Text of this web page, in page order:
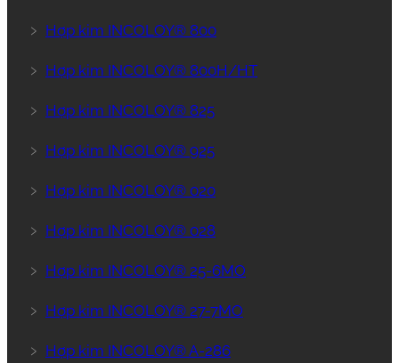
﹥ Hợp kim INCOLOY® 800
﹥ Hợp kim INCOLOY® 800H/HT
﹥ Hợp kim INCOLOY® 825
﹥ Hợp kim INCOLOY® 925
﹥ Hợp kim INCOLOY® 020
﹥ Hợp kim INCOLOY® 028
﹥ Hợp kim INCOLOY® 25-6MO
﹥ Hợp kim INCOLOY® 27-7MO
﹥ Hợp kim INCOLOY® A-286